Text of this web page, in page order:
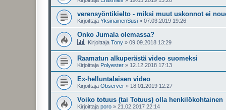
verensyöntikielto - miksi muut uskonnot ei
Kirjoittaja YksinäinenSusi » 07.03.2019 19:26
Onko Jumala olemassa?
Kirjoittaja Tony » 09.09.2018 13:29
Raamatun alkuperästä video suomeksi
Kirjoittaja Polyester » 12.12.2018 17:13
Ex-helluntalaisen video
Kirjoittaja Observer » 18.01.2019 12:27
Voiko totuus (tai Totuus) olla henkilökohtainen
Kirjoittaja poro » 21.02.2017 22:14